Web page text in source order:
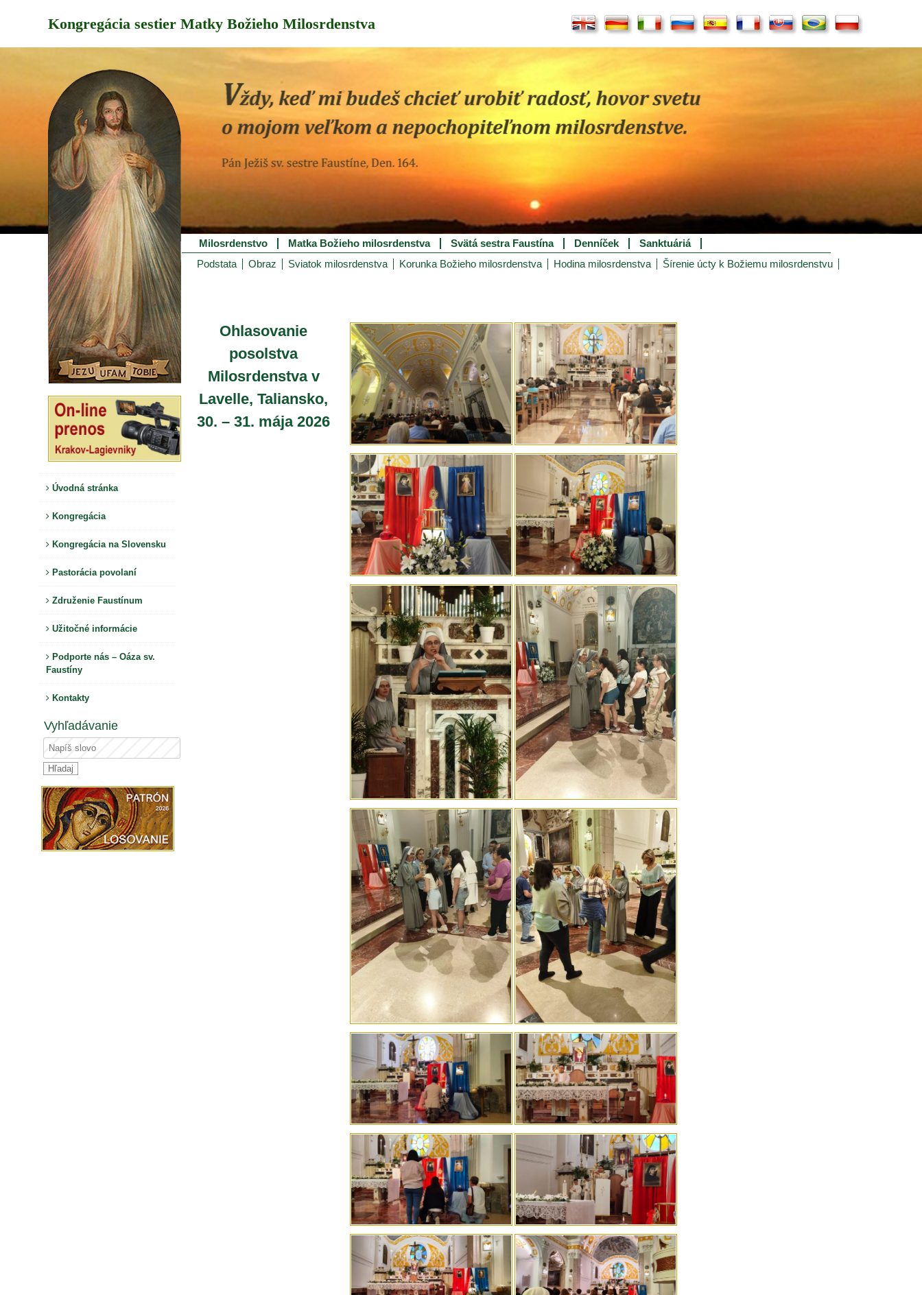
Kongregácia sestier Matky Božieho Milosrdenstva
Úvodná stránka
Kongregácia
Kongregácia na Slovensku
Pastorácia povolaní
Združenie Faustínum
Užitočné informácie
Podporte nás – Oáza sv.
Faustíny
Kontakty
Vyhľadávanie
Milosrdenstvo Matka Božieho milosrdenstva Svätá sestra Faustína Denníček
Sanktuáriá
Podstata
Obraz Sviatok milosrdenstva Korunka Božieho milosrdenstva Hodina milosrdenstva Šírenie úcty k Božiemu milosrdenstvu
Ohlasovanie
posolstva
Milosrdenstva v
Lavelle, Taliansko,
30. – 31. mája 2026